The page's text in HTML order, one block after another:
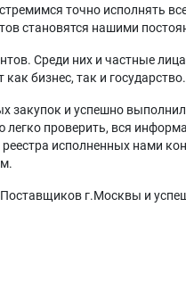
точно исполнять
становятся нашими
Среди них и частные
бизнес, так и
закупок и успешно
проверить, вся
реестра исполненных нами
г.Москвы и